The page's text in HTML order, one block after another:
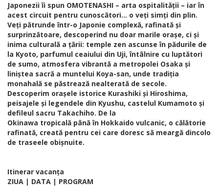
Japonezii îi spun OMOTENASHI – arta ospitalității – iar în
acest circuit pentru cunoscători... o veți simți din plin.
Veți pătrunde într-o Japonie complexă, rafinată și
surprinzătoare, descoperind nu doar marile orașe, ci și
inima culturală a țării: temple zen ascunse în pădurile de
la Kyoto, parfumul ceaiului din Uji, întâlnire cu luptători
de sumo, atmosfera vibrantă a metropolei Osaka și
liniștea sacră a muntelui Koya-san, unde tradiția
monahală se păstrează nealterată de secole.
Descoperim orașele istorice Kurashiki și Hiroshima,
peisajele și legendele din Kyushu, castelul Kumamoto și
defileul sacru Takachiho. De la
Okinawa tropicală până în Hokkaido vulcanic, o călătorie
rafinată, creată pentru cei care doresc să meargă dincolo
de traseele obișnuite.
Itinerar vacanța
ZIUA | DATA | PROGRAM